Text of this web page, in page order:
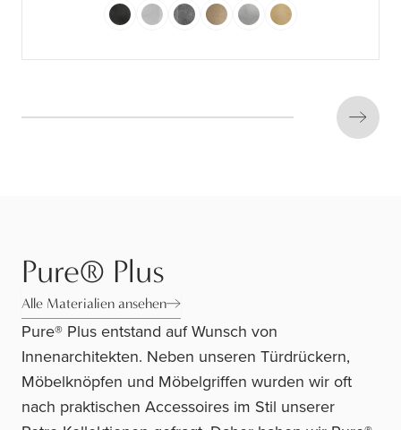
Next
Pure® Plus
Alle Materialien ansehen
Pure® Plus entstand auf Wunsch von
Innenarchitekten. Neben unseren Türdrückern,
Möbelknöpfen und Möbelgriffen wurden wir oft
nach praktischen Accessoires im Stil unserer